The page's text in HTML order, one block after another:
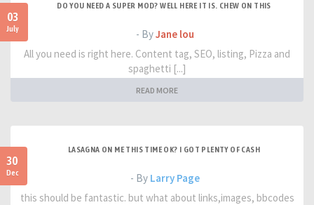
03
July
DO YOU NEED A SUPER MOD? WELL HERE IT IS. CHEW ON THIS
- ByJane lou
All you need is right here. Content tag, SEO, listing, Pizza and
spaghetti [...]
READ MORE
30
Dec
LASAGNA ON ME THIS TIME OK? I GOT PLENTY OF CASH
- By Larry Page
this should be fantastic. but what about links,images, bbcodes